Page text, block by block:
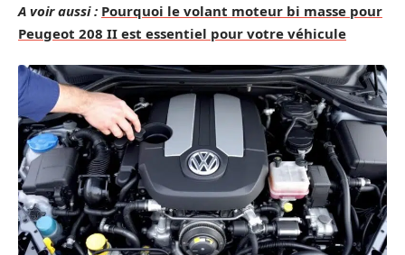
A voir aussi : Pourquoi le volant moteur bi masse pour
Peugeot 208 II est essentiel pour votre véhicule